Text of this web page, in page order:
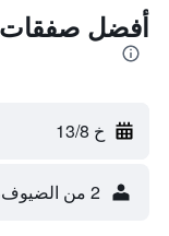
أفضل صفقات
خ 13/8
2 من الضيوف، غرفة واحدة